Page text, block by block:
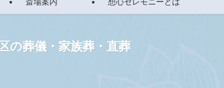
斎場案内 想心セレモニーとは
の葬儀・家族葬・直葬